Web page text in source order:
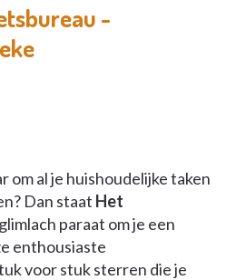
-
om al je huishoudelijke taken
Dan staat Het
paraat om je een
enthousiaste
voor stuk sterren die je